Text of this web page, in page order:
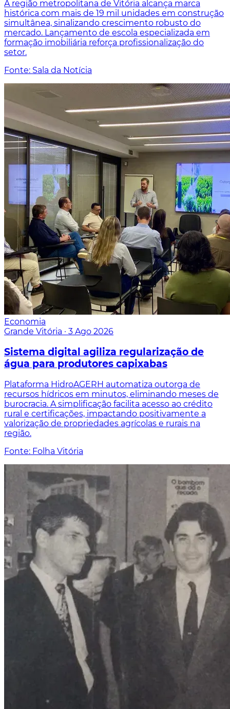
A região metropolitana de Vitória alcança marca
histórica com mais de 19 mil unidades em construção
simultânea, sinalizando crescimento robusto do
mercado. Lançamento de escola especializada em
formação imobiliária reforça profissionalização do
setor.
Fonte: Sala da Notícia
Economia
Grande Vitória · 3 Ago 2026
Sistema digital agiliza regularização de
água para produtores capixabas
Plataforma HidroAGERH automatiza outorga de
recursos hídricos em minutos, eliminando meses de
burocracia. A simplificação facilita acesso ao crédito
rural e certificações, impactando positivamente a
valorização de propriedades agrícolas e rurais na
região.
Fonte: Folha Vitória